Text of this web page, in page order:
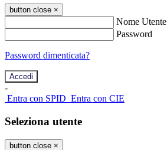
button close ×
Nome Utente
Password
Password dimenticata?
-
Entra con SPID Entra con CIE
Seleziona utente
button close ×